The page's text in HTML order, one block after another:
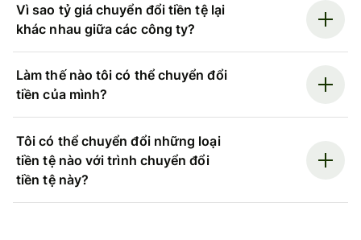
Vì sao tỷ giá chuyển đổi tiền tệ lại
khác nhau giữa các công ty?
Làm thế nào tôi có thể chuyển đổi
tiền của mình?
Tôi có thể chuyển đổi những loại
tiền tệ nào với trình chuyển đổi
tiền tệ này?